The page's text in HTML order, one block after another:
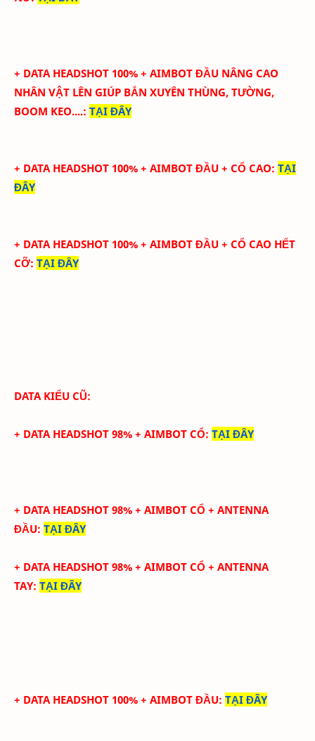
+ DATA HEADSHOT 100% + AIMBOT ĐẦU NÂNG CAO
NHÂN VẬT LÊN GIÚP BẮN XUYÊN THÙNG, TƯỜNG,
BOOM KEO....: TẠI ĐÂY
+ DATA HEADSHOT 100% + AIMBOT ĐẦU + CỔ CAO: TẠI
ĐÂY
+ DATA HEADSHOT 100% + AIMBOT ĐẦU + CỔ CAO HẾT
CỠ: TẠI ĐÂY
DATA KIỂU CŨ:
+ DATA HEADSHOT 98% + AIMBOT CỔ: TẠI ĐÂY
+ DATA HEADSHOT 98% + AIMBOT CỔ + ANTENNA
ĐẦU: TẠI ĐÂY
+ DATA HEADSHOT 98% + AIMBOT CỔ + ANTENNA
TAY: TẠI ĐÂY
+ DATA HEADSHOT 100% + AIMBOT ĐẦU: TẠI ĐÂY